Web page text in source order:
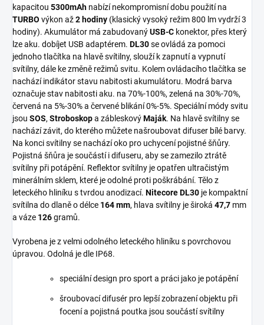
kapacitou 5300mAh nabízí nekompromisní dobu použití na
TURBO výkon až2 hodiny (klasický vysoký režim 800 lm vydrží 3
hodiny). Akumulátor má zabudovanýUSB-C konektor, přes který
lze aku. dobíjet USB adaptérem. DL30se ovládá za pomoci
jednoho tlačítka na hlavě svítilny, slouží k zapnutí a vypnutí
svítilny, dále ke změně režimů svitu. Kolem ovládacího tlačítka se
nachází indikátor stavu nabitosti akumulátoru. Modrá barva
označuje stav nabitosti aku. na 70%-100%, zelená na 30%-70%,
červená na 5%-30% a červené blikání 0%-5%. Speciální módy svitu
jsou SOS, Stroboskopa zábleskovýMaják. Na hlavě svítilny se
nachází závit, do kterého můžete našroubovat difuser bílé barvy.
Na konci svítilny se nachází oko pro uchycení pojistné šňůry.
Pojistná šňůra je součástí i difuseru, aby se zamezilo ztrátě
svítilny při potápění. Reflektor svítilny je opatřen ultračistým
minerálním sklem, které je odolné proti poškrábání. Tělo z
leteckého hliníku s tvrdou anodizací. Nitecore DL30 je kompaktní
svítilna do dlaně o délce 164 mm, hlava svítilny je široká 47,7 mm
a váze 126gramů.
Vyrobena je z velmi odolného leteckého hliníku s povrchovou
úpravou. Odolná je dle IP68.
speciální design pro sport a práci jako je potápění
šroubovací difusér pro lepší zobrazení objektu při
focení a pojistná poutka jsou součástí svítilny